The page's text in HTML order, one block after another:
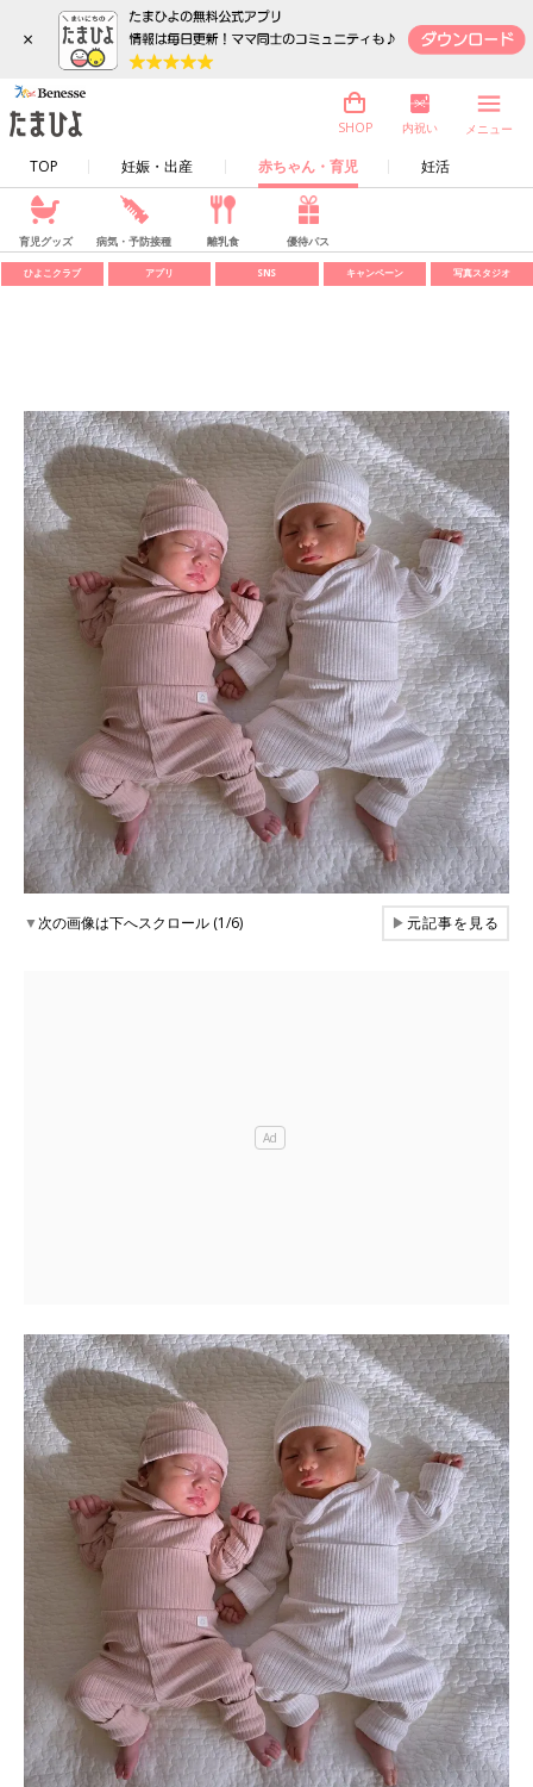
×
TOP 妊娠・出産 赤ちゃん・育児 妊活
SHOP 内祝い メニュー
育児グッズ 病気・予防接種 離乳食 優待パス
ひよこクラブ アプリ SNS キャンペーン 写真スタジオ
▼次の画像は下へスクロール (1/6) ▶元記事を見る